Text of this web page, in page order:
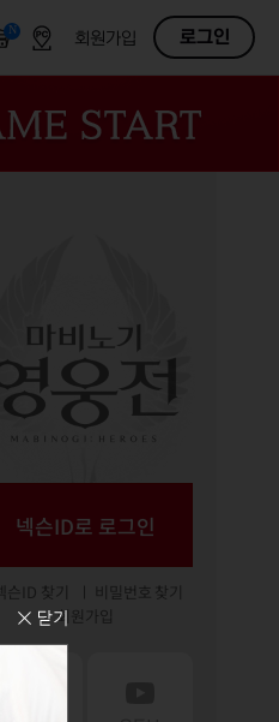
N OFF회원가입 로그인
넥슨ID로 로그인
넥슨ID 찾기
비밀번호 찾기
회원가입